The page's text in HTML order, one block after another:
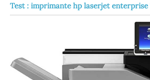
Test : imprimante hp laserjet enterprise